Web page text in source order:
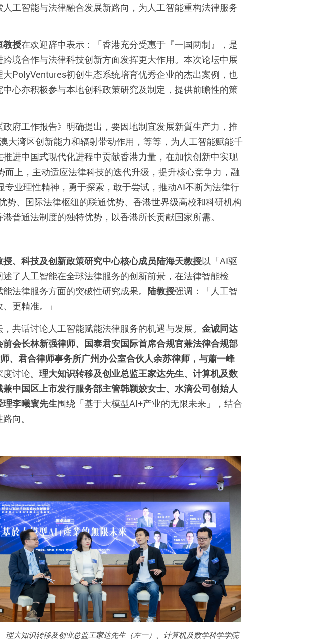
工智能与法律融合发展新路向，为人工智能重构法律服务
教授在欢迎辞中表示：「香港充分受惠于『一国两制』，是
境合作与法律科技创新方面发挥更大作用。本次论坛中展
大PolyVentures初创生态系统培育优秀企业的杰出案例，也
心亦积极参与本地创科政策研究及制定，提供前瞻性的策
府工作报告》明确提出，要因地制宜发展新質生产力，推
大湾区创新能力和辐射带动作用，等等，为人工智能赋能千
进中国式现代化进程中贡献香港力量，在加快创新中实现
上，主动适应法律科技的迭代升级，提升核心竞争力，融
业理性精神，勇于探索，敢于尝试，推动AI不断为法律行
势、国际法律枢纽的联通优势、香港世界级高校和科研机构
普通法制度的独特优势，以香港所长贡献国家所需。
、科技及创新政策研究中心核心成员陆海天教授以「AI驱
了人工智能在全球法律服务的创新前景，在法律智能检
法律服务方面的突破性研究成果。 陆教授强调：「人工智
更精准。」
共话讨论人工智能赋能法律服务的机遇与发展。 金诚同达
会长林新强律师、国泰君安国际首席合规官兼法律合规部
、君合律师事务所广州办公室合伙人余苏律师，与蕭一峰
讨论。 理大知识转移及创业总监王家达先生、计算机及数
中国区上市发行服务部主管韩颖姣女士、水滴公司创始人
李曦寰先生围绕「基于大模型AI+产业的无限未来」，结合
向。
理大知识转移及创业总监王家达先生（左一）、计算机及数学科学学院